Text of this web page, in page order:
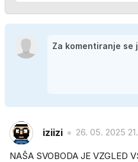
iziizi 26. 05. 2025
NAŠA SVOBODA JE VZGLED